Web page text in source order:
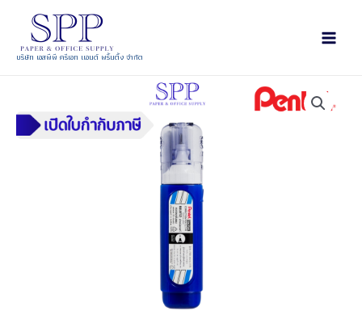
บริษัท เอสพีพี ครีเอท แอนด์ พริ้นติ้ง จำกัด